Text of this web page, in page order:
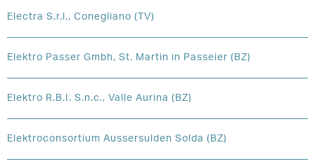
Electra S.r.l., Conegliano (TV)
Elektro Passer Gmbh, St. Martin in Passeier (BZ)
Elektro R.B.I. S.n.c., Valle Aurina (BZ)
Elektroconsortium Aussersulden Solda (BZ)